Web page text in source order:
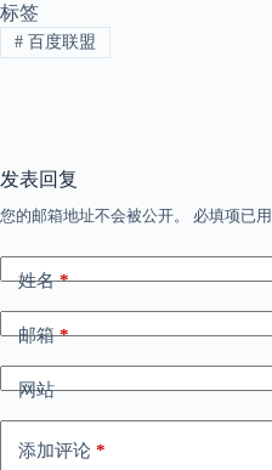
标签
#百度联盟
发表回复
您的邮箱地址不会被公开。 必填项已用
姓名*
邮箱*
网站
添加评论 *